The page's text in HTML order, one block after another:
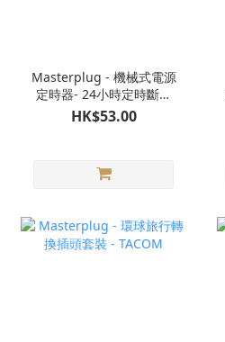
Masterplug - 機械式電源
定時器- 24小時定時斷電
設定 - TMS24
HK$53.00